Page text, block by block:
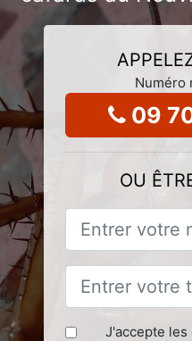
Numéro
09
OU
J'accepte les